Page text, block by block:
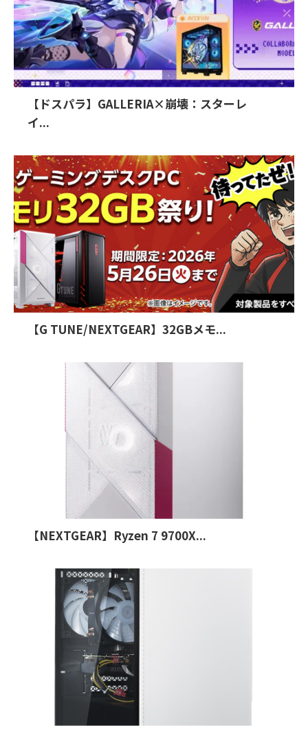
【ドスパラ】GALLERIA×崩壊：スターレ
イ...
【G TUNE/NEXTGEAR】32GBメモ...
【NEXTGEAR】Ryzen 7 9700X...